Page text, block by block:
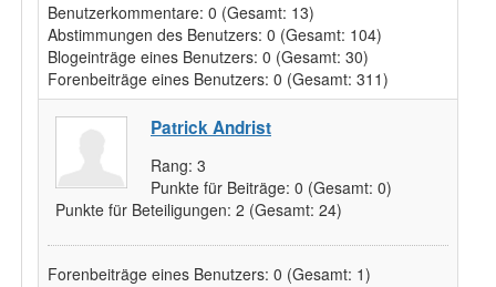
Benutzerkommentare: 0 (Gesamt: 13)
Abstimmungen des Benutzers: 0 (Gesamt: 104)
Blogeinträge eines Benutzers: 0 (Gesamt: 30)
Forenbeiträge eines Benutzers: 0 (Gesamt: 311)
Patrick Andrist
Rang: 3
Punkte für Beiträge: 0 (Gesamt: 0)
Punkte für Beteiligungen: 2 (Gesamt: 24)
Forenbeiträge eines Benutzers: 0 (Gesamt: 1)